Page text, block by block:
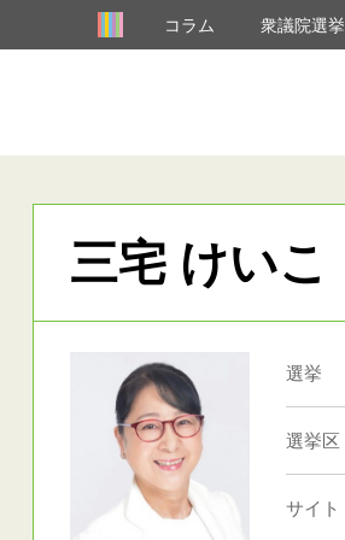
コラム 衆議院選挙
三宅 けいこ
選挙
選挙区
サイト